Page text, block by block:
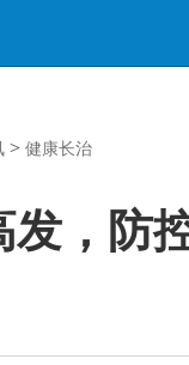
> 健康长治
，防